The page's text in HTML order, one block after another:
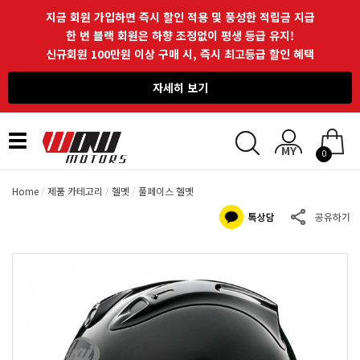
지금 회원 가입하면 즉시 할인 적용 및 풍성한 적립금 지급
한 번 블랙 회원은 하향 조정없이 평생 등급 유지!
신규회원 100만원 이상 구매 시, 즉시 최고등급 할인 혜택
자세히 보기
Toggle
navigation
0
Home 제품 카테고리 헬멧 풀페이스 헬멧